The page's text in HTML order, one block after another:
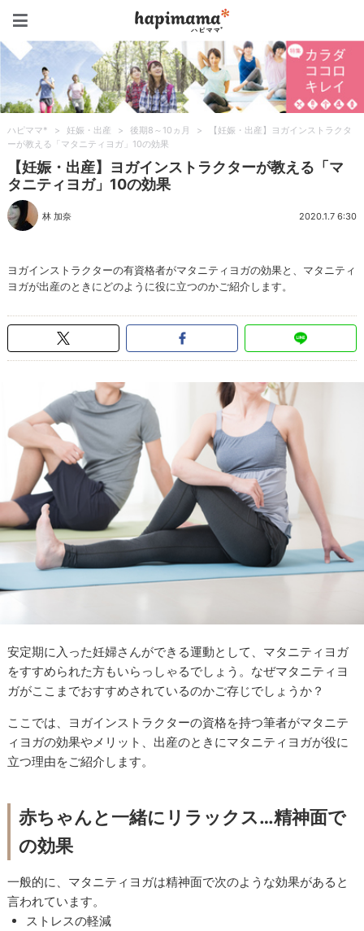
ハピママ* > 妊娠・出産 > 後期8～10ヵ月 >
【妊娠・出産】ヨガインストラクタ
ーが教える「マタニティヨガ」10の効果
【妊娠・出産】ヨガインストラクターが教える「マ
タニティヨガ」10の効果
林 加奈 2020.1.7 6:30
ヨガインストラクターの有資格者がマタニティヨガの効果と、マタニティ
ヨガが出産のときにどのように役に立つのかご紹介します。
安定期に入った妊婦さんができる運動として、マタニティヨガ
をすすめられた方もいらっしゃるでしょう。なぜマタニティヨ
ガがここまでおすすめされているのかご存じでしょうか？
ここでは、ヨガインストラクターの資格を持つ筆者がマタニテ
ィヨガの効果やメリット、出産のときにマタニティヨガが役に
立つ理由をご紹介します。
赤ちゃんと一緒にリラックス…精神面で
の効果
一般的に、マタニティヨガは精神面で次のような効果があると
言われています。
ストレスの軽減